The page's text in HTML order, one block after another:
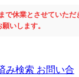
で休業とさせていただ
いします。
み検索 お問い合